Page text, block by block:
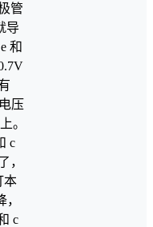
管
导
和
压
。
c
，
本
c